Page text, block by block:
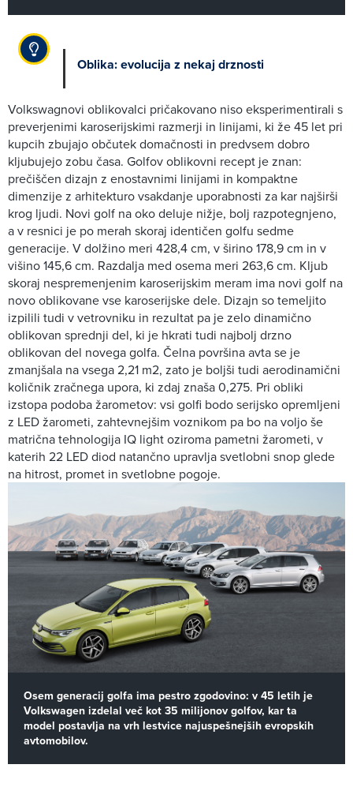
Oblika: evolucija z nekaj drznosti
Volkswagnovi oblikovalci pričakovano niso eksperimentirali s
preverjenimi karoserijskimi razmerji in linijami, ki že 45 let pri
kupcih zbujajo občutek domačnosti in predvsem dobro
kljubujejo zobu časa. Golfov oblikovni recept je znan:
prečiščen dizajn z enostavnimi linijami in kompaktne
dimenzije z arhitekturo vsakdanje uporabnosti za kar najširši
krog ljudi. Novi golf na oko deluje nižje, bolj razpotegnjeno,
a v resnici je po merah skoraj identičen golfu sedme
generacije. V dolžino meri 428,4 cm, v širino 178,9 cm in v
višino 145,6 cm. Razdalja med osema meri 263,6 cm. Kljub
skoraj nespremenjenim karoserijskim meram ima novi golf na
novo oblikovane vse karoserijske dele. Dizajn so temeljito
izpilili tudi v vetrovniku in rezultat pa je zelo dinamično
oblikovan sprednji del, ki je hkrati tudi najbolj drzno
oblikovan del novega golfa. Čelna površina avta se je
zmanjšala na vsega 2,21 m2, zato je boljši tudi aerodinamični
količnik zračnega upora, ki zdaj znaša 0,275. Pri obliki
izstopa podoba žarometov: vsi golfi bodo serijsko opremljeni
z LED žarometi, zahtevnejšim voznikom pa bo na voljo še
matrična tehnologija IQ light oziroma pametni žarometi, v
katerih 22 LED diod natančno upravlja svetlobni snop glede
na hitrost, promet in svetlobne pogoje.
Osem generacij golfa ima pestro zgodovino: v 45 letih je
Volkswagen izdelal več kot 35 milijonov golfov, kar ta
model postavlja na vrh lestvice najuspešnejših evropskih
avtomobilov.